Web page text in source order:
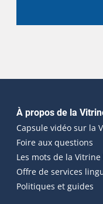
Navigation
À propos de la
Capsule vidéo sur la
Foire aux questions
Les mots de la
Offre de services
Politiques et guides